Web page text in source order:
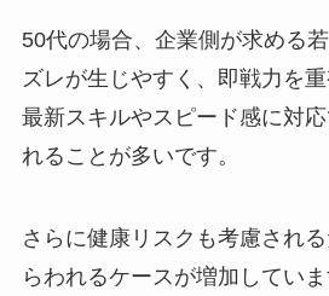
50代の場合、企業側が求める
ズレが生じやすく、即戦力を重
最新スキルやスピード感に対
れることが多いです。
さらに健康リスクも考慮され
らわれるケースが増加していま